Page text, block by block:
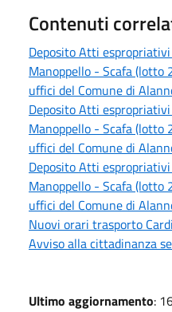
Contenuti
Deposito Atti
Manoppello - Scafa (lotto
uffici del Comune di
Deposito Atti
Manoppello - Scafa (lotto
uffici del Comune di
Deposito Atti
Manoppello - Scafa (lotto
uffici del Comune di
Nuovi orari trasporto
Avviso alla cittadinanza
Ultimo aggiornamento: